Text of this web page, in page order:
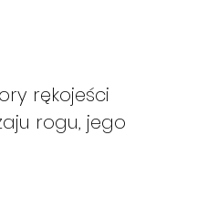
rękojeści
rogu, jego